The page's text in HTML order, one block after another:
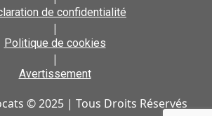
de confidentialité
|
Politique de cookies
|
Avertissement
© 2025 | Tous Droits Réservés